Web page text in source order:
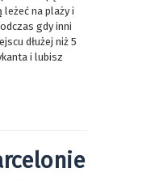
na plaży i
gdy inni
dłużej niż 5
i lubisz